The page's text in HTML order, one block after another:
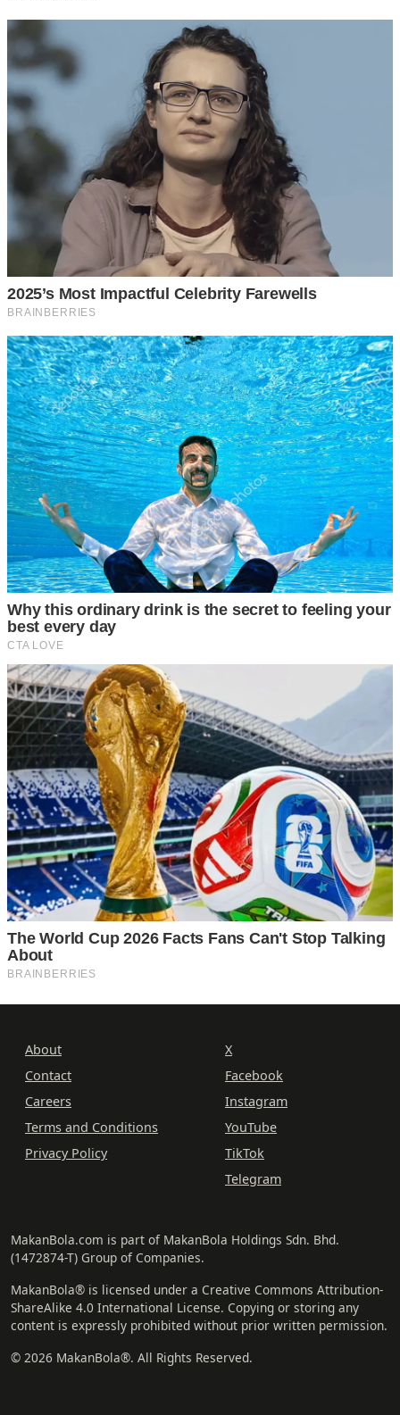
About
Contact
Careers
Terms and Conditions
Privacy Policy
X
Facebook
Instagram
YouTube
TikTok
Telegram
MakanBola.com is part of MakanBola Holdings Sdn. Bhd.
(1472874-T) Group of Companies.
MakanBola® is licensed under a Creative Commons Attribution-
ShareAlike 4.0 International License. Copying or storing any
content is expressly prohibited without prior written permission.
© 2026 MakanBola®. All Rights Reserved.